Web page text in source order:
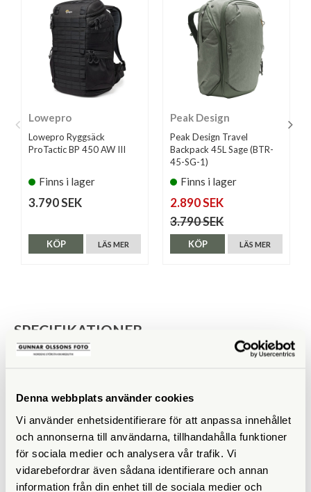
Denna webbplats använder cookies
Vi använder enhetsidentifierare för att anpassa innehållet
och annonserna till användarna, tillhandahålla funktioner
för sociala medier och analysera vår trafik. Vi
vidarebefordrar även sådana identifierare och annan
information från din enhet till de sociala medier och
Lowepro
Lowepro Ryggsäck
ProTactic BP 450 AW III
Finns i lager
3.790 SEK
LÄS MER
KÖP
Peak Design
Peak Design Travel
Backpack 45L Sage (BTR-
45-SG-1)
Finns i lager
2.890 SEK
3.790 SEK
LÄS MER
KÖP
SPECIFIKATIONER
Innermått (cm) 28 x 14 x 41
Vikt (g) 1700
Rymmer
1-2 kamerahus + 4-5 objektiv
+ 15" laptop